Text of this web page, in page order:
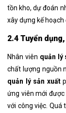
tồn kho, dự đoán
xây dựng kế hoạch
2.4 Tuyển
Nhân viên quản lý
chất lượng nguồn
quản lý sản xuất
ứng viên mới
với công việc. Quá